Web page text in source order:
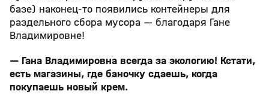
базе) наконец-то появились контейнеры для
раздельного сбора мусора — благодаря Гане
Владимировне!
— Гана Владимировна всегда за экологию! Кстати,
есть магазины, где баночку сдаешь, когда
покупаешь новый крем.